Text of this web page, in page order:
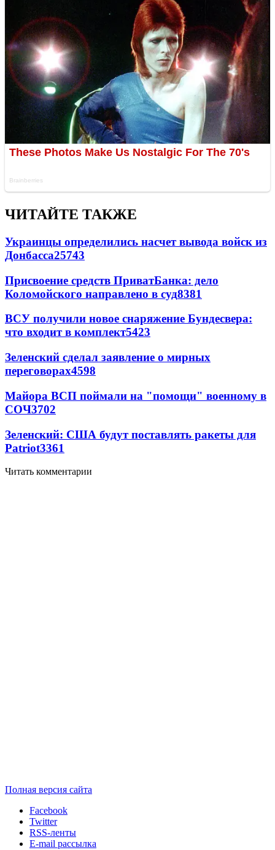
ЧИТАЙТЕ ТАКЖЕ
Украинцы определились насчет вывода войск из
Донбасса25743
Присвоение средств ПриватБанка: дело
Коломойского направлено в суд8381
ВСУ получили новое снаряжение Бундесвера:
что входит в комплект5423
Зеленский сделал заявление о мирных
переговорах4598
Майора ВСП поймали на "помощи" военному в
СОЧ3702
Зеленский: США будут поставлять ракеты для
Patriot3361
Читать комментарии
Полная версия сайта
Facebook
Twitter
RSS-ленты
E-mail рассылка